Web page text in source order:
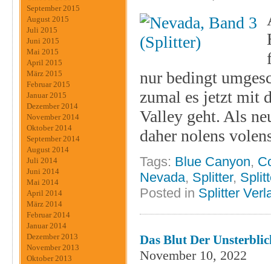
September 2015
August 2015
Juli 2015
Juni 2015
Mai 2015
April 2015
März 2015
Februar 2015
Januar 2015
Dezember 2014
November 2014
Oktober 2014
September 2014
August 2014
Juli 2014
Juni 2014
Mai 2014
April 2014
März 2014
Februar 2014
Januar 2014
Dezember 2013
November 2013
Oktober 2013
nur bedingt
zumal es jetzt mit
Valley geht. Als
daher nolens
Tags: Blue Canyon,
Nevada, Splitter,
Posted in Splitter
Das Blut Der
November 10, 2022